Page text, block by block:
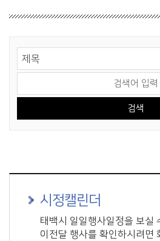
시정캘린더
태백시 일일행사일정을 보실
이전달 행사를 확인하시려면